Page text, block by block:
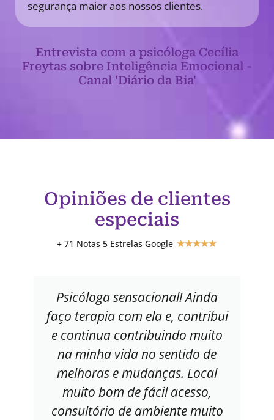
segurança maior aos nossos clientes.
Entrevista com a psicóloga Cecília
Freytas sobre Inteligência Emocional -
Canal 'Diário da Bia'
Opiniões de clientes
especiais
+ 71 Notas 5 Estrelas Google ★★★★★
Psicóloga sensacional! Ainda
faço terapia com ela e, contribui
e continua contribuindo muito
na minha vida no sentido de
melhoras e mudanças. Local
muito bom de fácil acesso,
consultório de ambiente muito